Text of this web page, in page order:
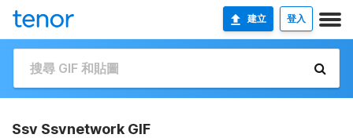
建立 登入
Ssv Ssvnetwork GIF